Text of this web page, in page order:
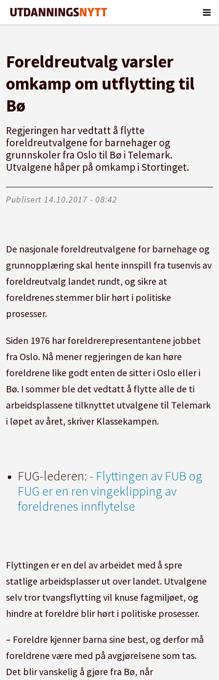
Foreldreutvalg varsler
omkamp om utflytting til
Bø
Regjeringen har vedtatt å flytte
foreldreutvalgene for barnehager og
grunnskoler fra Oslo til Bø i Telemark.
Utvalgene håper på omkamp i Stortinget.
Publisert 14.10.2017 - 08:42
De nasjonale foreldreutvalgene for barnehage og
grunnopplæring skal hente innspill fra tusenvis av
foreldreutvalg landet rundt, og sikre at
foreldrenes stemmer blir hørt i politiske
prosesser.
Siden 1976 har foreldrerepresentantene jobbet
fra Oslo. Nå mener regjeringen de kan høre
foreldrene like godt enten de sitter i Oslo eller i
Bø. I sommer ble det vedtatt å flytte alle de ti
arbeidsplassene tilknyttet utvalgene til Telemark
i løpet av året, skriver Klassekampen.
FUG-lederen: - Flyttingen av FUB og
FUG er en ren vingeklipping av
foreldrenes innflytelse
Flyttingen er en del av arbeidet med å spre
statlige arbeidsplasser ut over landet. Utvalgene
selv tror tvangsflytting vil knuse fagmiljøet, og
hindre at foreldre blir hørt i politiske prosesser.
– Foreldre kjenner barna sine best, og derfor må
foreldrene være med på avgjørelsene som tas.
Det blir vanskelig å gjøre fra Bø, når